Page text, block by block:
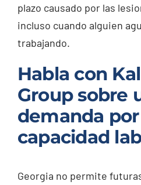
plazo causado por las
incluso cuando alguien
trabajando.
Habla con
Group sobre
demanda
capacidad
Georgia no permite